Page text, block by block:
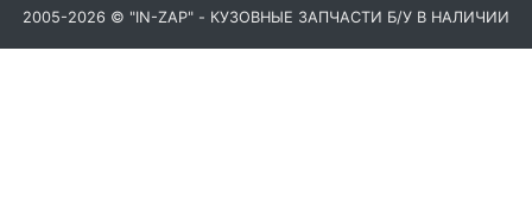
2005-2026 © "IN-ZAP" - КУЗОВНЫЕ ЗАПЧАСТИ Б/У В НАЛИЧИИ